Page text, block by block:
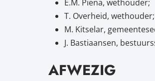
E.M. Piena, wethouder;
T. Overheid, wethouder;
M. Kitselar,
J. Bastiaansen,
AFWEZIG